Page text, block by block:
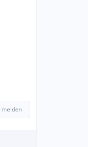
melden